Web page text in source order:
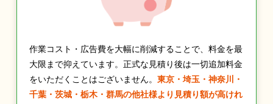
作業コスト・広告費を大幅に削減することで、料金を最
大限まで抑えています。正式な見積り後は一切追加料金
をいただくことはございません。 東京・埼玉・神奈川・
千葉・茨城・栃木・群馬の他社様より見積り額が高けれ